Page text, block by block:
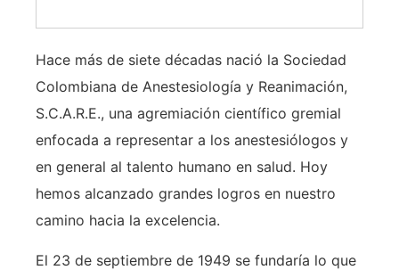
Hace más de siete décadas nació la Sociedad
Colombiana de Anestesiología y Reanimación,
S.C.A.R.E., una agremiación científico gremial
enfocada a representar a los anestesiólogos y
en general al talento humano en salud. Hoy
hemos alcanzado grandes logros en nuestro
camino hacia la excelencia.
El 23 de septiembre de 1949 se fundaría lo que